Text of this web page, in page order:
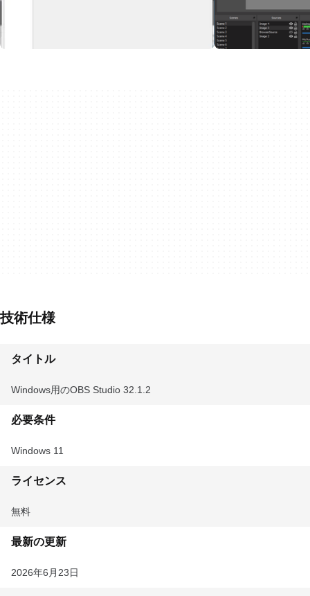
技術仕様
タイトル
Windows用のOBS Studio 32.1.2
必要条件
Windows 11
ライセンス
無料
最新の更新
2026年6月23日